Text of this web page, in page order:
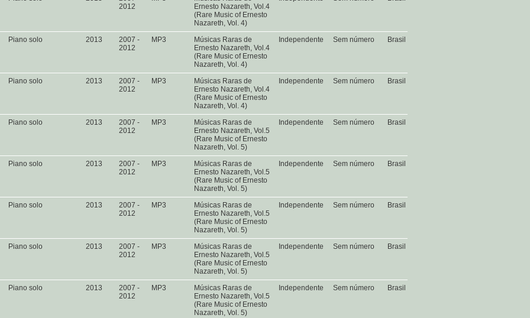
2012
Ernesto Nazareth, Vol.4
(Rare Music of Ernesto
Nazareth, Vol. 4)
Piano solo 2013
2007 -
2012
MP3
Músicas Raras de
Ernesto Nazareth, Vol.4
(Rare Music of Ernesto
Nazareth, Vol. 4)
Independente Sem número Brasil
Piano solo 2013
2007 -
2012
MP3
Músicas Raras de
Ernesto Nazareth, Vol.4
(Rare Music of Ernesto
Nazareth, Vol. 4)
Independente Sem número Brasil
Piano solo 2013
2007 -
2012
MP3
Músicas Raras de
Ernesto Nazareth, Vol.5
(Rare Music of Ernesto
Nazareth, Vol. 5)
Independente Sem número Brasil
Piano solo 2013
2007 -
2012
MP3
Músicas Raras de
Ernesto Nazareth, Vol.5
(Rare Music of Ernesto
Nazareth, Vol. 5)
Independente Sem número Brasil
Piano solo 2013
2007 -
2012
MP3
Músicas Raras de
Ernesto Nazareth, Vol.5
(Rare Music of Ernesto
Nazareth, Vol. 5)
Independente Sem número Brasil
Piano solo 2013
2007 -
2012
MP3
Músicas Raras de
Ernesto Nazareth, Vol.5
(Rare Music of Ernesto
Nazareth, Vol. 5)
Independente Sem número Brasil
Piano solo 2013
2007 -
2012
MP3
Músicas Raras de
Ernesto Nazareth, Vol.5
(Rare Music of Ernesto
Nazareth, Vol. 5)
Independente Sem número Brasil